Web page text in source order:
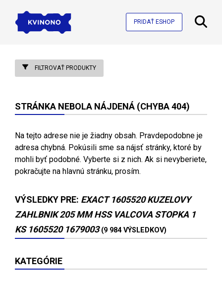
PRIDAŤ ESHOP
FILTROVAŤ PRODUKTY
STRÁNKA NEBOLA NÁJDENÁ (CHYBA 404)
Na tejto adrese nie je žiadny obsah. Pravdepodobne je
adresa chybná. Pokúsili sme sa nájsť stránky, ktoré by
mohli byť podobné. Vyberte si z nich. Ak si nevyberiete,
pokračujte na hlavnú stránku, prosím.
VÝSLEDKY PRE: EXACT 1605520 KUZELOVY
ZAHLBNIK 205 MM HSS VALCOVA STOPKA 1
KS 1605520 1679003 (9 984 VÝSLEDKOV)
KATEGÓRIE